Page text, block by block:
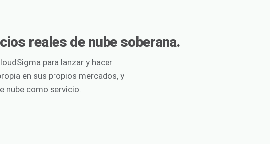
reales de nube soberana.
para lanzar y hacer
en sus propios mercados, y
nube como servicio.